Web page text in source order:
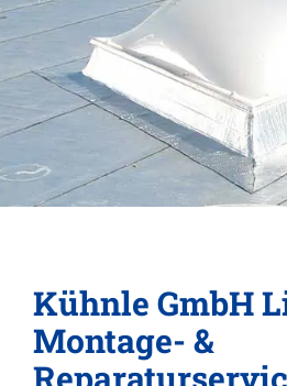
Kühnle GmbH
Montage- &